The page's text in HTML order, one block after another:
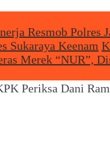
Resmob Polres
Sukaraya Keenam
Merek “NUR”,
Periksa Dani